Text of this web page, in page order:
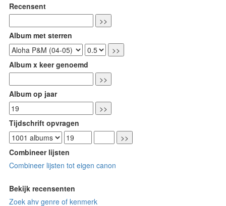
Recensent
Album met sterren
Album x keer genoemd
Album op jaar
Tijdschrift opvragen
Combineer lijsten
Combineer lijsten tot eigen canon
Bekijk recensenten
Zoek ahv genre of kenmerk